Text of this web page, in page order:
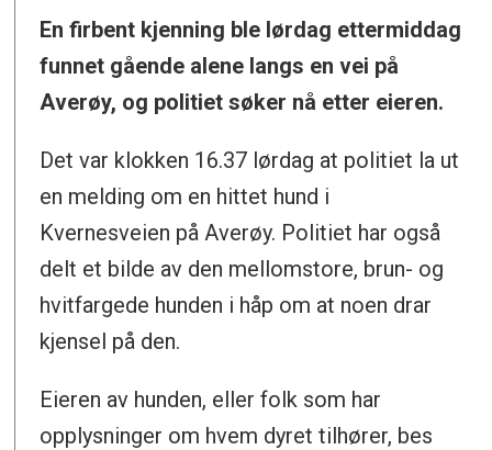
En firbent kjenning ble lørdag ettermiddag
funnet gående alene langs en vei på
Averøy, og politiet søker nå etter eieren.
Det var klokken 16.37 lørdag at politiet la ut
en melding om en hittet hund i
Kvernesveien på Averøy. Politiet har også
delt et bilde av den mellomstore, brun- og
hvitfargede hunden i håp om at noen drar
kjensel på den.
Eieren av hunden, eller folk som har
opplysninger om hvem dyret tilhører, bes